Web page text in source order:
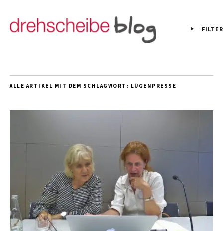
FILTER
ALLE ARTIKEL MIT DEM SCHLAGWORT: LÜGENPRESSE